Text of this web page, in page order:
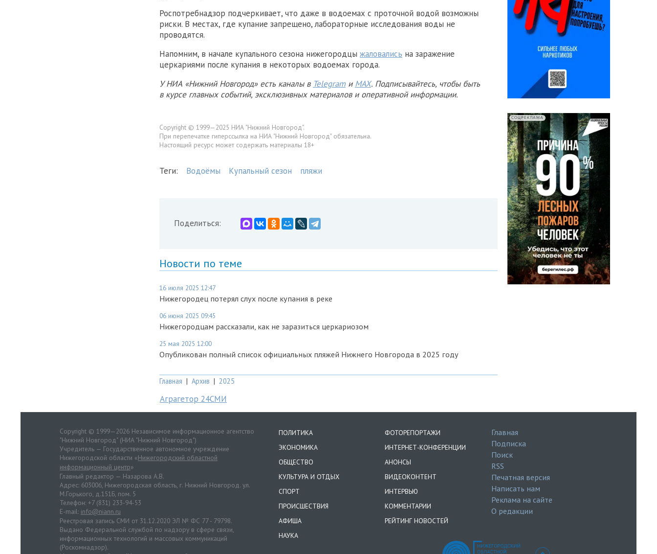
Роспотребнадзор подчеркивает, что даже в водоемах с проточной водой возможны
риски. В местах, где купание запрещено, лабораторные исследования воды не
проводятся.
Напомним, в начале купального сезона нижегородцы жаловались на заражение
церкариями после купания в некоторых водоемах города.
У НИА «Нижний Новгород» есть каналы в Telegram и MAX. Подписывайтесь, чтобы быть
в курсе главных событий, эксклюзивных материалов и оперативной информации.
Copyright © 1999—2025 НИА "Нижний Новгород".
При перепечатке гиперссылка на НИА "Нижний Новгород" обязательна.
Настоящий ресурс может содержать материалы 18+
Теги: Водоёмы Купальный сезон пляжи
Поделиться:
Новости по теме
16 июля 2025 12:47
Нижегородец потерял слух после купания в реке
06 июня 2025 09:45
Нижегородцам рассказали, как не заразиться церкариозом
25 мая 2025 12:00
Опубликован полный список официальных пляжей Нижнего Новгорода в 2025 году
Главная | Архив | 2025
Аграгетор 24СМИ
СОЦРЕКЛАМА
Copyright © 1999—2026 Независимое информационное агентство
"Нижний Новгород" (НИА "Нижний Новгород")
Учредитель — Государственное автономное учреждение
Нижегородской области «Нижегородский областной
информационный центр»
Главный редактор — Назарова А.В.
Адрес: 603006, Нижегородская область, г. Нижний Новгород. ул.
М.Горького, д.151Б, пом. 5
Телефон: +7 (831) 233-94-53
E-mail: info@niann.ru
Реестровая запись СМИ от 31.12.2020 ЭЛ № ФС 77 - 79798.
Выдано Федеральной службой по надзору в сфере связи,
информационных технологий и массовых коммуникаций
(Роскомнадзор).
ПОЛИТИКА
ЭКОНОМИКА
ОБЩЕСТВО
КУЛЬТУРА И ОТДЫХ
СПОРТ
ПРОИСШЕСТВИЯ
АФИША
НАУКА
ФОТОРЕПОРТАЖИ
ИНТЕРНЕТ-КОНФЕРЕНЦИИ
АНОНСЫ
ВИДЕОКОНТЕНТ
ИНТЕРВЬЮ
КОММЕНТАРИИ
РЕЙТИНГ НОВОСТЕЙ
Главная
Подписка
Поиск
RSS
Печатная версия
Написать нам
Реклама на сайте
О редакции